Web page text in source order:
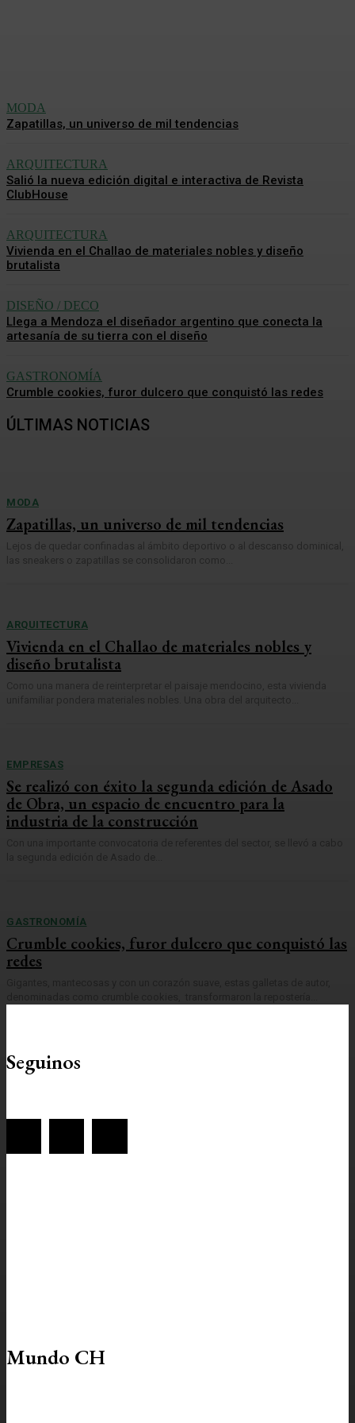
MODA
Zapatillas, un universo de mil tendencias
ARQUITECTURA
Salió la nueva edición digital e interactiva de Revista
ClubHouse
ARQUITECTURA
Vivienda en el Challao de materiales nobles y diseño
brutalista
DISEÑO / DECO
Llega a Mendoza el diseñador argentino que conecta la
artesanía de su tierra con el diseño
GASTRONOMÍA
Crumble cookies, furor dulcero que conquistó las redes
ÚLTIMAS NOTICIAS
MODA
Zapatillas, un universo de mil tendencias
Lejos de quedar confinadas al ámbito deportivo o al descanso dominical,
las sneakers o zapatillas se consolidaron como...
ARQUITECTURA
Vivienda en el Challao de materiales nobles y
diseño brutalista
EMPRESAS
Se realizó con éxito la segunda edición de Asado
de Obra, un espacio de encuentro para la
industria de la construcción
GASTRONOMÍA
Crumble cookies, furor dulcero que conquistó las
redes
Seguinos
Mundo CH